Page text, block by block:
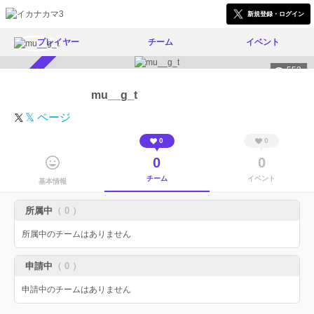
新規登録・ログイン
プレイヤー チーム イベント
552
mu__g_t
𝕏 ページ
基本情報
0
0
チーム
0
0
イベント
所属中 （ 0 ）
所属中のチームはありません
申請中 （ 0 ）
申請中のチームはありません